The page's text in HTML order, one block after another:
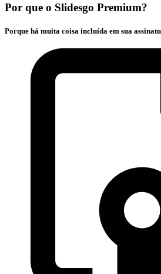
Por que o Slidesgo Premium?
Porque há muita coisa incluída em sua